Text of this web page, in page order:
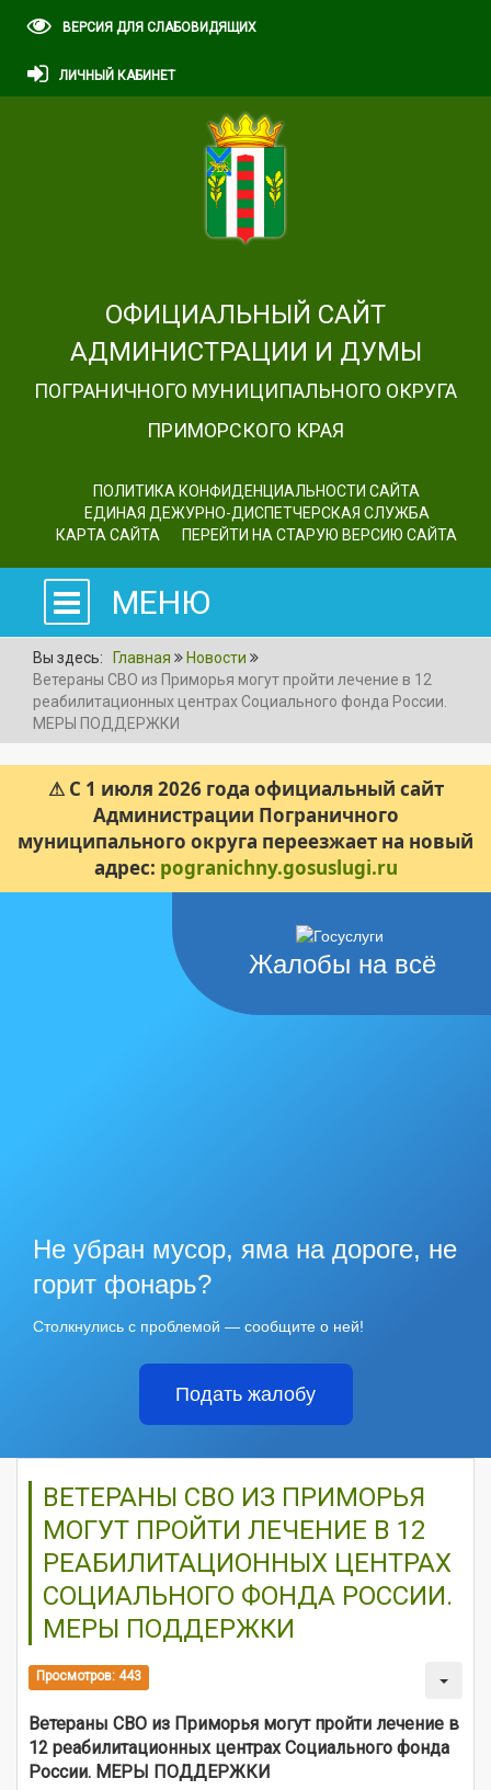
ВЕРСИЯ ДЛЯ СЛАБОВИДЯЩИХ
ЛИЧНЫЙ КАБИНЕТ
ОФИЦИАЛЬНЫЙ САЙТ
АДМИНИСТРАЦИИ И ДУМЫ
ПОГРАНИЧНОГО МУНИЦИПАЛЬНОГО ОКРУГА
ПРИМОРСКОГО КРАЯ
ПОЛИТИКА КОНФИДЕНЦИАЛЬНОСТИ САЙТА
ЕДИНАЯ ДЕЖУРНО-ДИСПЕТЧЕРСКАЯ СЛУЖБА
КАРТА САЙТА
ПЕРЕЙТИ НА СТАРУЮ ВЕРСИЮ САЙТА
МЕНЮ
Вы здесь: Главная
Новости
Ветераны СВО из Приморья могут пройти лечение в 12
реабилитационных центрах Социального фонда России.
МЕРЫ ПОДДЕРЖКИ
⚠ С 1 июля 2026 года официальный сайт
Администрации Пограничного
муниципального округа переезжает на новый
адрес: pogranichny.gosuslugi.ru
Жалобы на всё
Не убран мусор, яма на дороге, не
горит фонарь?
Столкнулись с проблемой — сообщите о ней!
Подать жалобу
ВЕТЕРАНЫ СВО ИЗ ПРИМОРЬЯ
МОГУТ ПРОЙТИ ЛЕЧЕНИЕ В 12
РЕАБИЛИТАЦИОННЫХ ЦЕНТРАХ
СОЦИАЛЬНОГО ФОНДА РОССИИ.
МЕРЫ ПОДДЕРЖКИ
Просмотров: 443
Ветераны СВО из Приморья могут пройти лечение в
12 реабилитационных центрах Социального фонда
России. МЕРЫ ПОДДЕРЖКИ